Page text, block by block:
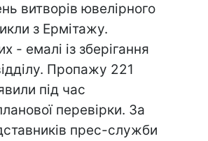
витворів ювелірного
з Ермітажу.
- емалі із зберігання
Пропажу 221
під час
перевірки. За
прес-служби